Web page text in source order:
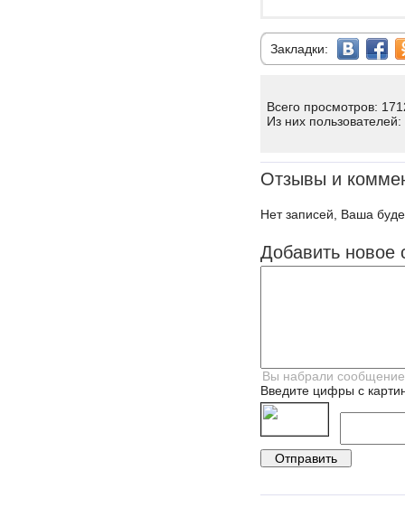
Закладки:
Всего просмотров:
Из них пользователей:
Отзывы и
Нет записей, Ваша
Добавить новое
Введите цифры с